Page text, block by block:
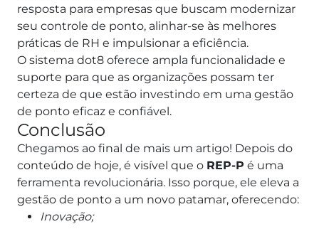
resposta para empresas que buscam modernizar
seu controle de ponto, alinhar-se às melhores
práticas de RH e impulsionar a eficiência.
O sistema dot8 oferece ampla funcionalidade e
suporte para que as organizações possam ter
certeza de que estão investindo em uma gestão
de ponto eficaz e confiável.
Conclusão
Chegamos ao final de mais um artigo! Depois do
conteúdo de hoje, é visível que o REP-P é uma
ferramenta revolucionária. Isso porque, ele eleva a
gestão de ponto a um novo patamar, oferecendo:
Inovação;